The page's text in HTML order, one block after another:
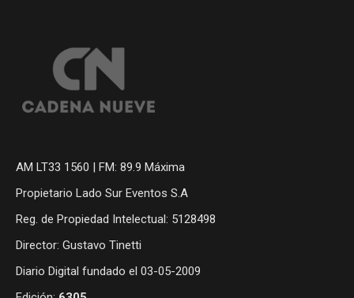
AM LT33 1560 | FM: 89.9 Máxima
Propietario Lado Sur Eventos S.A
Reg. de Propiedad Intelectual: 5128498
Director: Gustavo Tinetti
Diario Digital fundado el 03-05-2009